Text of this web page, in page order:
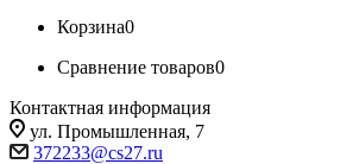
Корзина0
Сравнение товаров0
Контактная информация
ул. Промышленная, 7
372233@cs27.ru